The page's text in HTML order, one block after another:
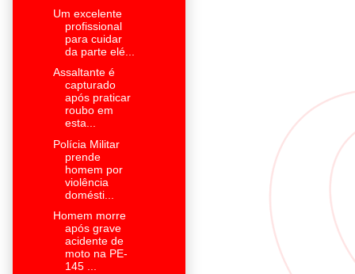
Um excelente
profissional
para cuidar
da parte elé...
Assaltante é
capturado
após praticar
roubo em
esta...
Polícia Militar
prende
homem por
violência
domésti...
Homem morre
após grave
acidente de
moto na PE-
145 ...